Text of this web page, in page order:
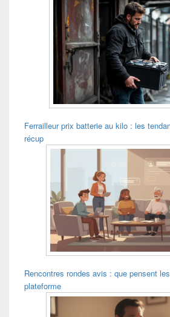
Ferrailleur prix batterie au kilo : les
récup
Rencontres rondes avis : que pensent
plateforme